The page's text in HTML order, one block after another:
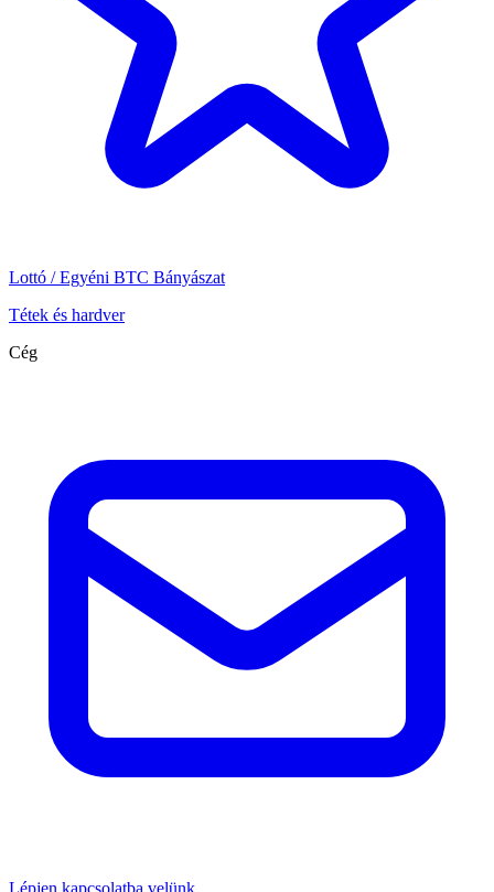
Lottó / Egyéni BTC Bányászat
Tétek és hardver
Cég
Lépjen kapcsolatba velünk